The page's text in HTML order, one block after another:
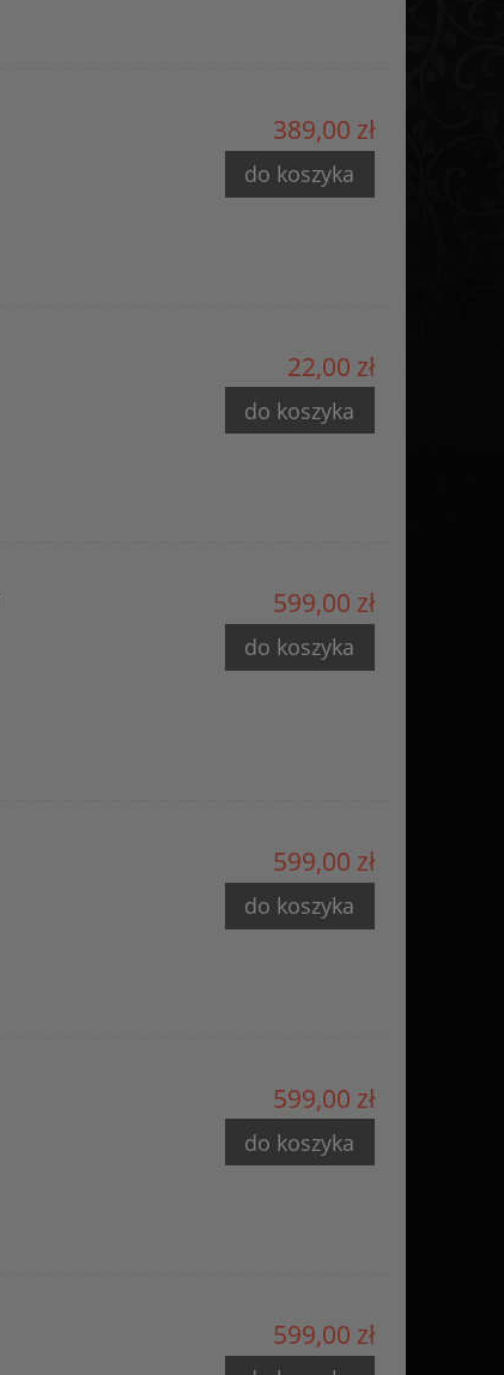
389,00 zł
do koszyka
22,00 zł
do koszyka
599,00 zł
do koszyka
599,00 zł
do koszyka
599,00 zł
do koszyka
599,00 zł